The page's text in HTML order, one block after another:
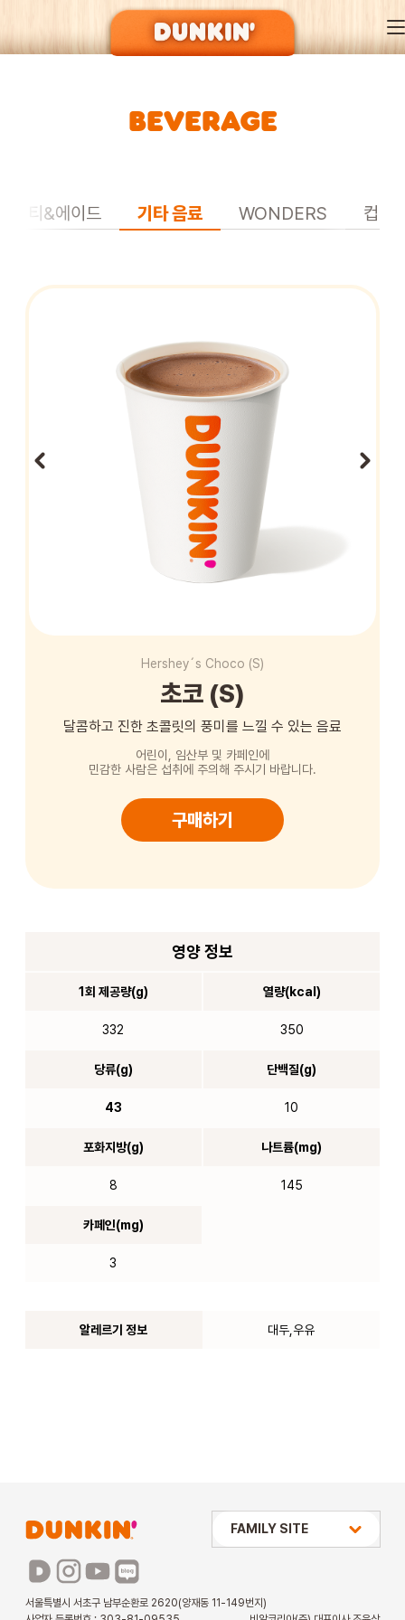
DUNKIN’ OF SEASON
창업문의
BEVERAGE
티&에이드 기타 음료 WONDERS 컵빙
Hershey´s Choco (S)
초코 (S)
달콤하고 진한 초콜릿의 풍미를 느낄 수 있는 음료
어린이, 임산부 및 카페인에
민감한 사람은 섭취에 주의해 주시기 바랍니다.
구매하기
영양 정보
1회 제공량(g)
332
열량(kcal)
350
당류(g)
43
단백질(g)
10
포화지방(g)
8
나트륨(mg)
145
카페인(mg)
3
알레르기 정보 대두,우유
서울특별시 서초구 남부순환로 2620(양재동 11-149번지)
상미당 HOLDINGS
파리바게뜨
FAMILY SITE